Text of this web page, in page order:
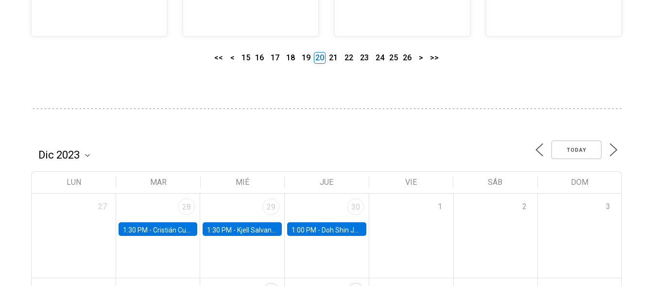
<< < 15 16 17 18 19 20 21 22 23 24 25 26 > >>
TODAY
LUN MAR MIÉ JUE VIE SÁB DOM
27 28
1:30 PM - Cristián Cuevas, Universidad de Los Andes
29
1:30 PM - Kjell Salvanes, Norwegian School of Economics
30
1:00 PM - Doh Shin Jeon, Toulouse School of Economics
1 2 3